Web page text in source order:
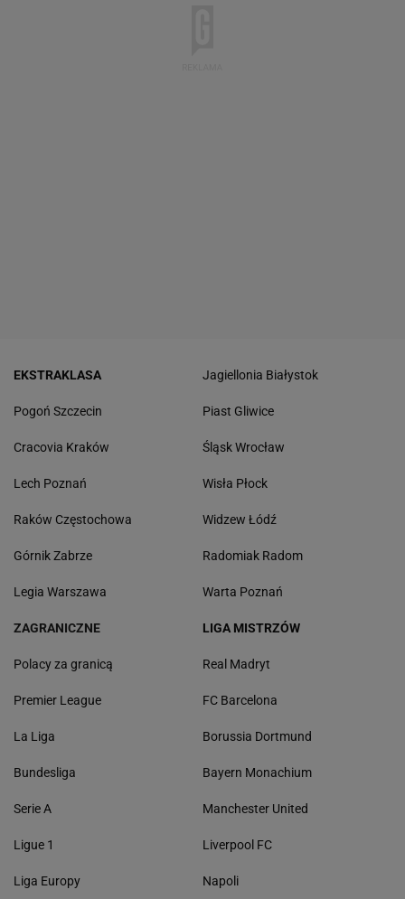
EKSTRAKLASA
Pogoń Szczecin
Cracovia Kraków
Lech Poznań
Raków Częstochowa
Górnik Zabrze
Legia Warszawa
Jagiellonia Białystok
Piast Gliwice
Śląsk Wrocław
Wisła Płock
Widzew Łódź
Radomiak Radom
Warta Poznań
ZAGRANICZNE
Polacy za granicą
Premier League
La Liga
Bundesliga
Serie A
Ligue 1
Liga Europy
LIGA MISTRZÓW
Real Madryt
FC Barcelona
Borussia Dortmund
Bayern Monachium
Manchester United
Liverpool FC
Napoli